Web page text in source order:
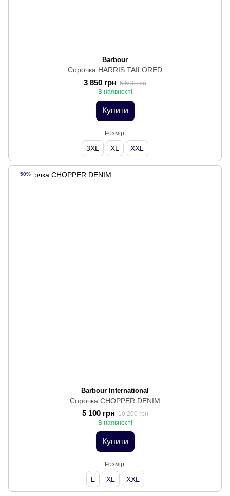
Barbour
Сорочка HARRIS TAILORED
3 850 грн 5 500 грн
В наявності
Купити
Розмір
3XL XL XXL
−50%
Barbour International
Сорочка CHOPPER DENIM
5 100 грн 10 200 грн
В наявності
Купити
Розмір
L XL XXL